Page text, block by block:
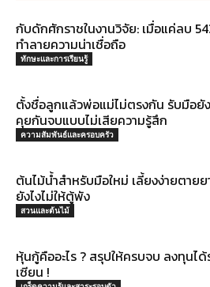
กับดักศักราชในงานวิจัย: เมื่อแค่ลบ
ทำลายความน่าเชื่อถือ
ทักษะและการเรียนรู้
ตั้งชื่อลูกแล้วพ่อแม่ไม่ตรงกัน รับมือยัง
คุยกันจบแบบไม่เสียความรู้สึก
ความสัมพันธ์และครอบครัว
ต้นไม้น้ำสำหรับมือใหม่ เลี้ยงง่ายตายย
ยังไงไม่ให้ตู้พัง
สวนและต้นไม้
หุ้นกู้คืออะไร ? สรุปให้ครบจบ ลงทุนได้
เซียน !